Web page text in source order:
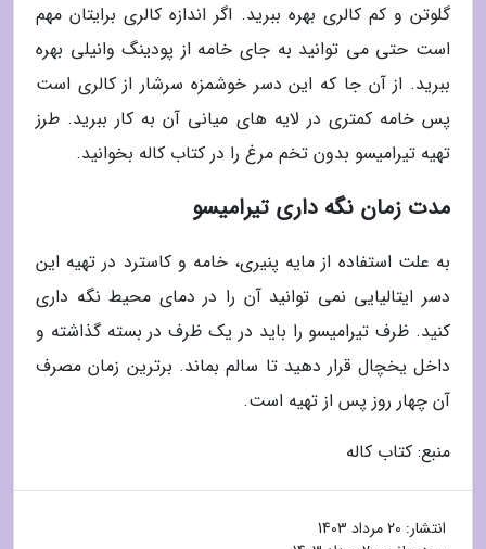
گلوتن و کم کالری بهره ببرید. اگر اندازه کالری برایتان مهم
است حتی می توانید به جای خامه از پودینگ وانیلی بهره
ببرید. از آن جا که این دسر خوشمزه سرشار از کالری است
پس خامه کمتری در لایه های میانی آن به کار ببرید. طرز
تهیه تیرامیسو بدون تخم مرغ را در کتاب کاله بخوانید.
مدت زمان نگه داری تیرامیسو
به علت استفاده از مایه پنیری، خامه و کاسترد در تهیه این
دسر ایتالیایی نمی توانید آن را در دمای محیط نگه داری
کنید. ظرف تیرامیسو را باید در یک ظرف در بسته گذاشته و
داخل یخچال قرار دهید تا سالم بماند. برترین زمان مصرف
آن چهار روز پس از تهیه است.
منبع: کتاب کاله
انتشار: 20 مرداد 1403